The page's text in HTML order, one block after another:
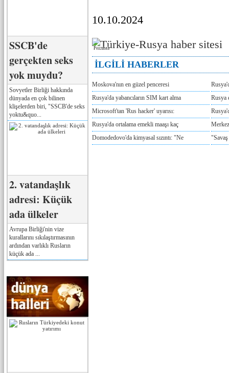
SSCB'de
gerçekten seks
yok muydu?
Sovyetler Birliği hakkında
dünyada en çok bilinen
klişelerden biri, "SSCB'de seks
yoktu&quo...
2. vatandaşlık
adresi: Küçük
ada ülkeler
Avrupa Birliği'nin vize
kurallarını sıkılaştırmasının
ardından varlıklı Rusların
küçük ada ...
10.10.2024
Реклама
İLGİLİ HABERLER
Moskova'nın en güzel penceresi
Rusya'da yabancıların SIM kart alma
Rusya
Microsoft'tan 'Rus hacker' uyarısı:
Rusya'da ortalama emekli maaşı kaç
Domodedovo'da kimyasal sızıntı: "Ne